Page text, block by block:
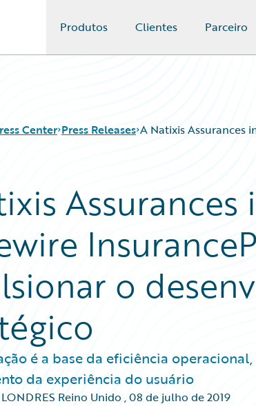
Produtos Clientes Parceiro
Center Press Releases A Natixis Assurances
o
é a base da eficiência
da experiência do usuário
Reino Unido ,08 de julho de 2019